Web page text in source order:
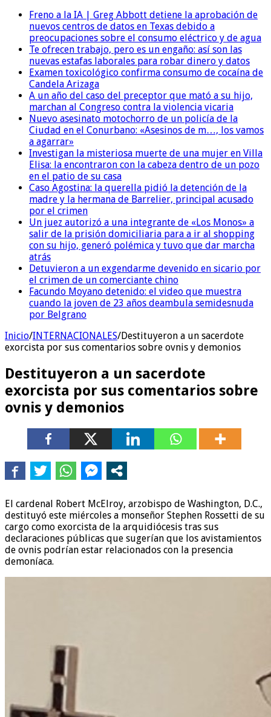
Freno a la IA | Greg Abbott detiene la aprobación de
nuevos centros de datos en Texas debido a
preocupaciones sobre el consumo eléctrico y de agua
Te ofrecen trabajo, pero es un engaño: así son las
nuevas estafas laborales para robar dinero y datos
Examen toxicológico confirma consumo de cocaína de
Candela Arizaga
A un año del caso del preceptor que mató a su hijo,
marchan al Congreso contra la violencia vicaria
Nuevo asesinato motochorro de un policía de la
Ciudad en el Conurbano: «Asesinos de m…, los vamos
a agarrar»
Investigan la misteriosa muerte de una mujer en Villa
Elisa: la encontraron con la cabeza dentro de un pozo
en el patio de su casa
Caso Agostina: la querella pidió la detención de la
madre y la hermana de Barrelier, principal acusado
por el crimen
Un juez autorizó a una integrante de «Los Monos» a
salir de la prisión domiciliaria para a ir al shopping
con su hijo, generó polémica y tuvo que dar marcha
atrás
Detuvieron a un exgendarme devenido en sicario por
el crimen de un comerciante chino
Facundo Moyano detenido: el video que muestra
cuando la joven de 23 años deambula semidesnuda
por Belgrano
Inicio/INTERNACIONALES/Destituyeron a un sacerdote
exorcista por sus comentarios sobre ovnis y demonios
Destituyeron a un sacerdote
exorcista por sus comentarios sobre
ovnis y demonios
El cardenal Robert McElroy, arzobispo de Washington, D.C.,
destituyó este miércoles a monseñor Stephen Rossetti de su
cargo como exorcista de la arquidiócesis tras sus
declaraciones públicas que sugerían que los avistamientos
de ovnis podrían estar relacionados con la presencia
demoníaca.